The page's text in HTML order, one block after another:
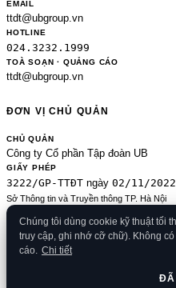
EMAIL
ttdt@ubgroup.vn
HOTLINE
024.3232.1999
TOÀ SOẠN · QUẢNG CÁO
ttdt@ubgroup.vn
ĐƠN VỊ CHỦ QUẢN
CHỦ QUẢN
Công ty Cổ phần Tập đoàn UB
GIẤY PHÉP
3222/GP-TTĐT ngày 02/11/2022
Sở Thông tin và Truyền thông TP. Hà Nội
Sửa đổi của 2489/GP-TTĐT ngày 24/8/2020
ĐKKD
0106080414 09/01/2013
© 2026 Banker.vn
Chúng tôi dùng cookie kỹ thuật tối
truy cập, ghi nhớ cỡ chữ). Không
cáo. Chi tiết
ĐÃ